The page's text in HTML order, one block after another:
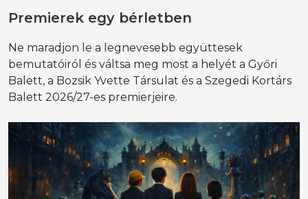
Premierek egy bérletben
Ne maradjon le a legnevesebb együttesek
bemutatóiról és váltsa meg most a helyét a Győri
Balett, a Bozsik Yvette Társulat és a Szegedi Kortárs
Balett 2026/27-es premierjeire.